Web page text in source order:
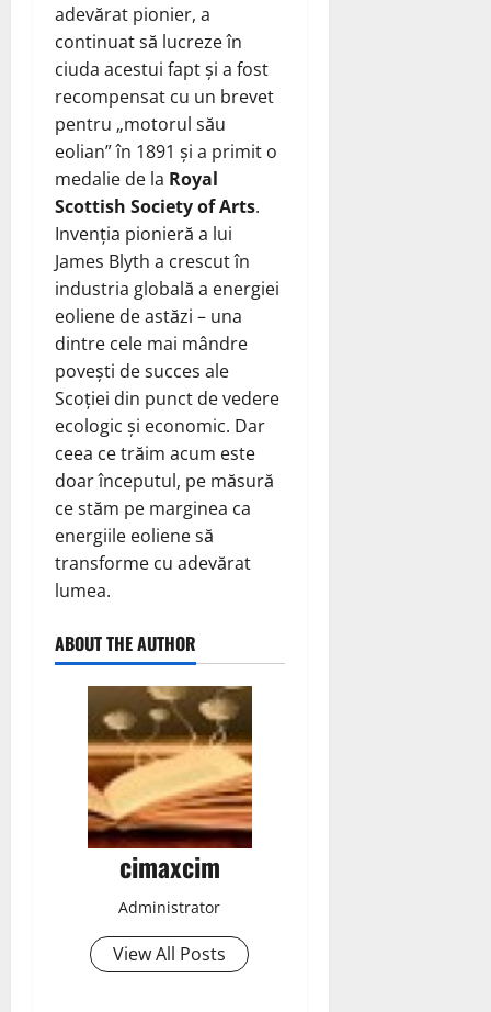
adevărat pionier, a
continuat să lucreze în
ciuda acestui fapt și a fost
recompensat cu un brevet
pentru „motorul său
eolian” în 1891 și a primit o
medalie de la Royal
Scottish Society of Arts.
Invenția pionieră a lui
James Blyth a crescut în
industria globală a energiei
eoliene de astăzi – una
dintre cele mai mândre
povești de succes ale
Scoției din punct de vedere
ecologic și economic. Dar
ceea ce trăim acum este
doar începutul, pe măsură
ce stăm pe marginea ca
energiile eoliene să
transforme cu adevărat
lumea.
ABOUT THE AUTHOR
cimaxcim
Administrator
View All Posts